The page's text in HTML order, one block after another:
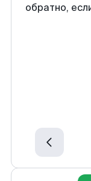
обратно,